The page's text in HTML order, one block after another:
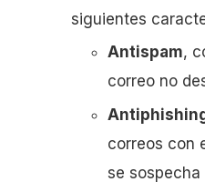
siguientes
Antispam,
correo no
correos con
se